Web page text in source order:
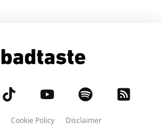
Cookie Policy
Disclaimer